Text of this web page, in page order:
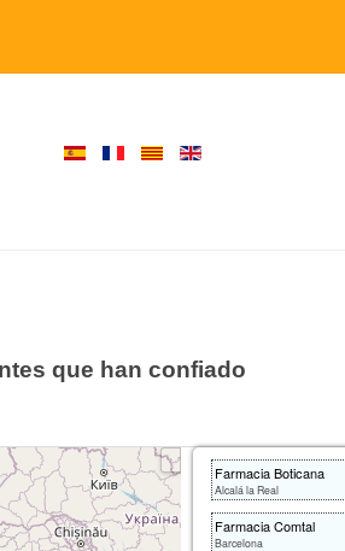
que han confiado
Farmacia Boticana
Alcalá la Real
Farmacia Comtal
Barcelona